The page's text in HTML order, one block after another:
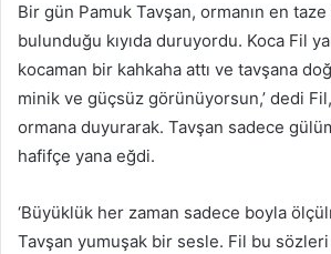
Bir gün Pamuk Tavşan, ormanın en taze
bulunduğu kıyıda duruyordu. Koca Fil
kocaman bir kahkaha attı ve tavşana
minik ve güçsüz görünüyorsun,’ dedi
ormana duyurarak. Tavşan sadece
hafifçe yana eğdi.
‘Büyüklük her zaman sadece boyla
Tavşan yumuşak bir sesle. Fil bu